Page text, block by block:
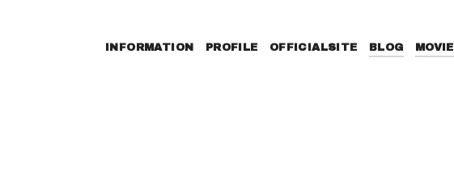
INFORMATION PROFILE OFFICIALSITE BLOG MOVIE